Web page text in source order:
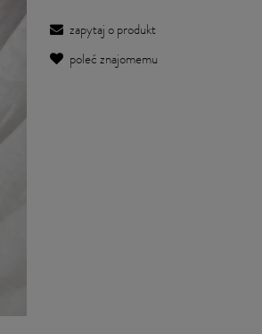
zapytaj o produkt
poleć znajomemu